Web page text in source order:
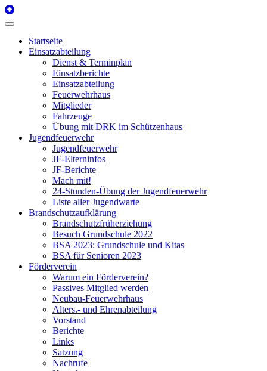
Startseite
Einsatzabteilung
Dienst & Terminplan
Einsatzberichte
Einsatzabteilung
Feuerwehrhaus
Mitglieder
Fahrzeuge
Übung mit DRK im Schützenhaus
Jugendfeuerwehr
Jugendfeuerwehr
JF-Elterninfos
JF-Berichte
Mach mit!
24-Stunden-Übung der Jugendfeuerwehr
Liste aller Jugendwarte
Brandschutzaufklärung
Brandschutzfrüherziehung
Besuch Grundschule 2022
BSA 2023: Grundschule und Kitas
BSA für Senioren 2023
Förderverein
Warum ein Förderverein?
Passives Mitglied werden
Neubau-Feuerwehrhaus
Alters.- und Ehrenabteilung
Vorstand
Berichte
Links
Satzung
Nachrufe